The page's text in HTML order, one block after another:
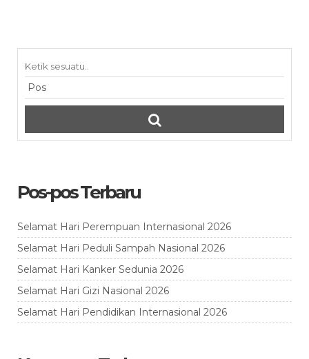
Pos-pos Terbaru
Selamat Hari Perempuan Internasional 2026
Selamat Hari Peduli Sampah Nasional 2026
Selamat Hari Kanker Sedunia 2026
Selamat Hari Gizi Nasional 2026
Selamat Hari Pendidikan Internasional 2026